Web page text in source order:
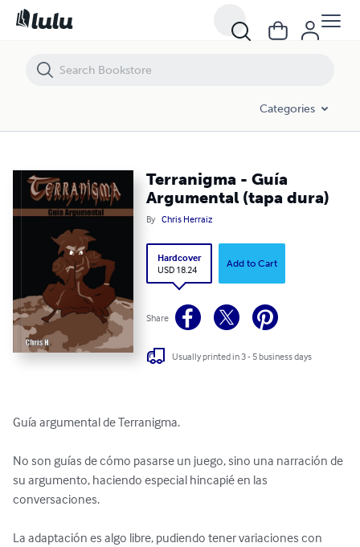
Categories
Terranigma - Guía
Argumental (tapa dura)
By Chris Herraiz
Hardcover
USD 18.24
Add to Cart
Share
Usually printed in 3 - 5 business days
Guía argumental de Terranigma.
No son guías de cómo pasarse un juego, sino una narración de
su argumento, haciendo especial hincapié en las
conversaciones.
La adaptación es algo libre, pudiendo tener variaciones con
Terranigma - Guía Argumental (tapa dura)